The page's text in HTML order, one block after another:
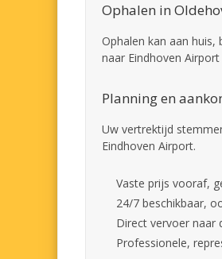
Ophalen in
Ophalen kan aan
naar Eindhoven
Planning en
Uw vertrektijd
Eindhoven Airport.
Vaste prijs vooraf,
24/7 beschikbaar,
Direct vervoer naar
Professionele,